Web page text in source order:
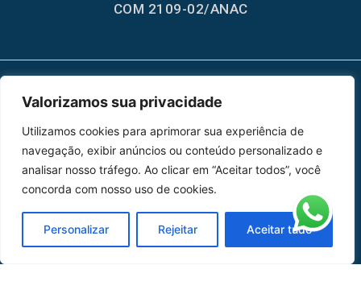
Valorizamos sua privacidade
Utilizamos cookies para aprimorar sua experiência de
navegação, exibir anúncios ou conteúdo personalizado e
analisar nosso tráfego. Ao clicar em “Aceitar todos”, você
concorda com nosso uso de cookies.
Personalizar Rejeitar Aceitar tudo
COM 2109-02/ANAC
MAPA DO SITE
Home Sobre Nós
Peças
Catálogo de Aplicações
Oficina de Mangueiras